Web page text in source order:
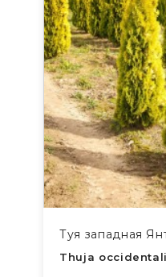
Туя западная
Thuja